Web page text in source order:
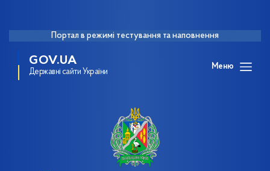
Портал в режимі тестування та наповнення
GOV.UA
Державні сайти України
Меню